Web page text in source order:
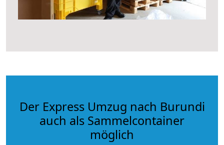
Der Express Umzug nach Burundi
auch als Sammelcontainer
möglich